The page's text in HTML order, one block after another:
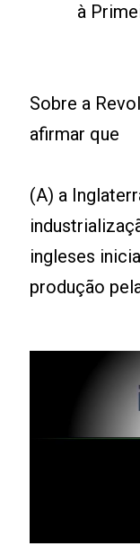
à
Sobre a
afirmar que
(A) a
ingleses
produção